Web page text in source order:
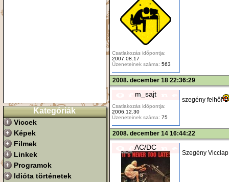
Kategóriák
Viccek
Képek
Filmek
Linkek
Programok
Idióta történetek
Csatlakozás időpontja:
2007.08.17
Üzeneteinek száma: 563
2008. december 18 22:36:29
m_sajt
Csatlakozás időpontja:
2006.12.30
Üzeneteinek száma: 75
szegény felhő!
2008. december 14 16:44:22
AC/DC
Szegény